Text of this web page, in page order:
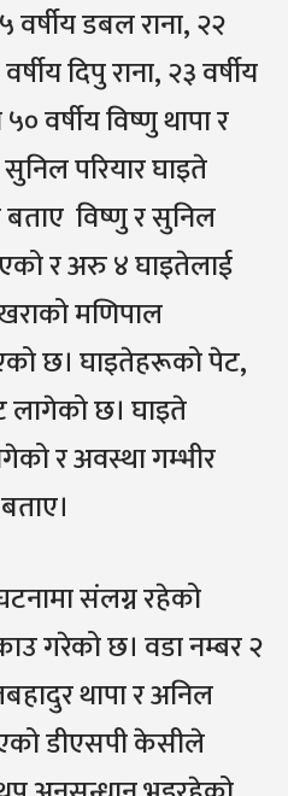
डबल राना, २२
दिपु राना, २३ वर्षीय
वर्षीय विष्णु थापा र
परियार घाइते
विष्णु र सुनिल
र अरु ४ घाइतेलाई
मणिपाल
छ। घाइतेहरूको पेट,
लागेको छ। घाइते
र अवस्था गम्भीर
संलग्न रहेको
गरेको छ। वडा नम्बर २
थापा र अनिल
डीएसपी केसीले